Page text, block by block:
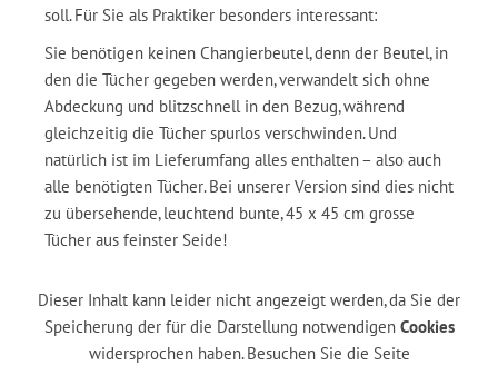
soll. Für Sie als Praktiker besonders interessant:
Sie benötigen keinen Changierbeutel, denn der Beutel, in
den die Tücher gegeben werden, verwandelt sich ohne
Abdeckung und blitzschnell in den Bezug, während
gleichzeitig die Tücher spurlos verschwinden. Und
natürlich ist im Lieferumfang alles enthalten – also auch
alle benötigten Tücher. Bei unserer Version sind dies nicht
zu übersehende, leuchtend bunte, 45 x 45 cm grosse
Tücher aus feinster Seide!
Dieser Inhalt kann leider nicht angezeigt werden, da Sie der
Speicherung der für die Darstellung notwendigen Cookies
widersprochen haben. Besuchen Sie die Seite